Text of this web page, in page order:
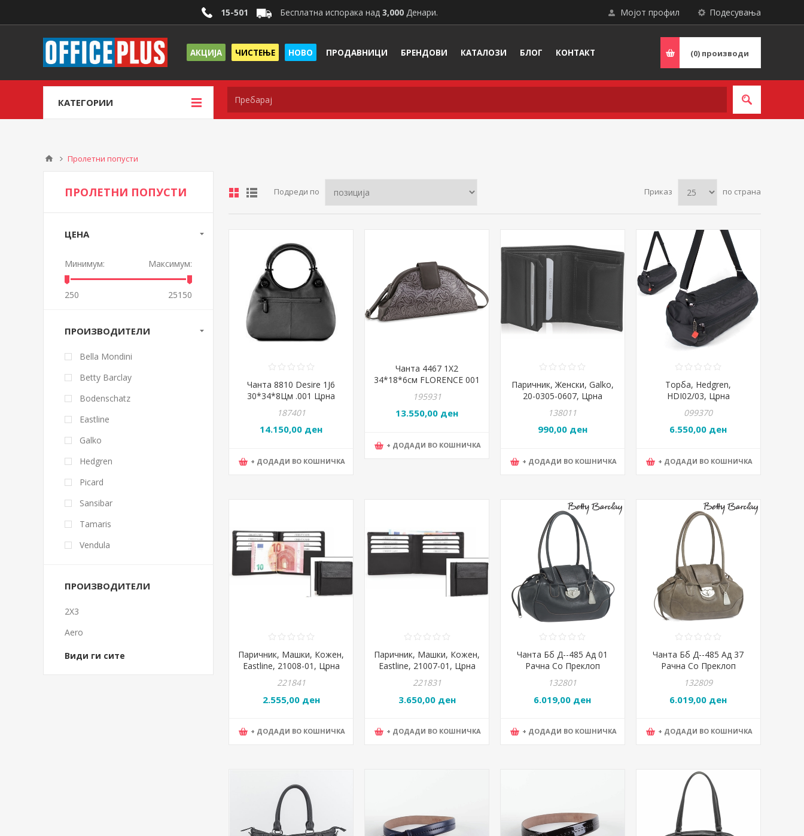
Подесувања
Мојот профил
15-501 Бесплатна испорака над 3,000 Денари.
АКЦИЈА ЧИСТЕЊЕ НОВО ПРОДАВНИЦИ БРЕНДОВИ КАТАЛОЗИ БЛОГ КОНТАКТ (0) производи
КАТЕГОРИИ
Пролетни попусти
Подреди по Приказ по страна
Чанта 8810 Desire 1J6
30*34*8Цм .001 Црна
187401
14.150,00 ден
+ ДОДАДИ ВО КОШНИЧКА
Чанта 4467 1X2
34*18*6см FLORENCE 001
црна
195931
13.550,00 ден
+ ДОДАДИ ВО КОШНИЧКА
Паричник, Женски, Galko,
20-0305-0607, Црна
138011
990,00 ден
+ ДОДАДИ ВО КОШНИЧКА
Торба, Hedgren,
HDI02/03, Црна
099370
6.550,00 ден
+ ДОДАДИ ВО КОШНИЧКА
Паричник, Машки, Кожен,
Eastline, 21008-01, Црна
221841
2.555,00 ден
+ ДОДАДИ ВО КОШНИЧКА
Паричник, Машки, Кожен,
Eastline, 21007-01, Црна
221831
3.650,00 ден
+ ДОДАДИ ВО КОШНИЧКА
Чанта Бб Д--485 Ад 01
Рачна Со Преклоп
37*13*25 Црна
132801
6.019,00 ден
+ ДОДАДИ ВО КОШНИЧКА
Чанта Бб Д--485 Ад 37
Рачна Со Преклоп
37*13*25 Сивокафеава
132809
6.019,00 ден
+ ДОДАДИ ВО КОШНИЧКА
ПРОЛЕТНИ ПОПУСТИ
ЦЕНА
Минимум: Максимум:
250 25150
ПРОИЗВОДИТЕЛИ
Bella Mondini
Betty Barclay
Bodenschatz
Eastline
Galko
Hedgren
Picard
Sansibar
Tamaris
Vendula
ПРОИЗВОДИТЕЛИ
2X3
Aero
Види ги сите